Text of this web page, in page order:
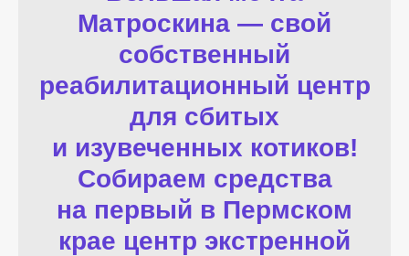
Матроскина — свой
собственный
реабилитационный центр
для сбитых
и изувеченных котиков!
Собираем средства
на первый в Пермском
крае центр экстренной